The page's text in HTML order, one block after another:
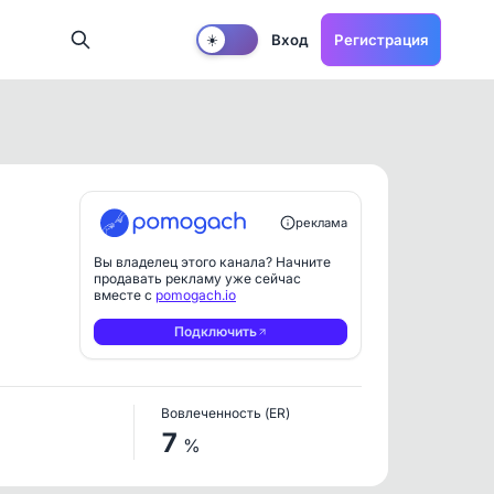
☀️ Вход Регистрация
реклама
Вы владелец этого канала? Начните
продавать рекламу уже сейчас
вместе с pomogach.io
Подключить
Вовлеченность (ER)
7 %